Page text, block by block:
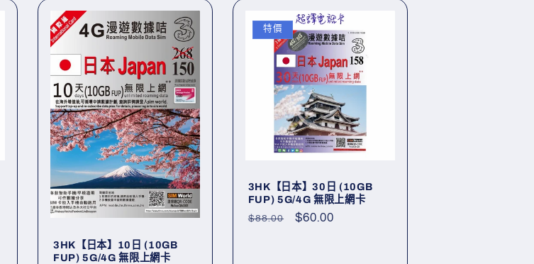
3HK【日本】10日 (10GB
FUP) 5G/4G 無限上網卡
特價
3HK【日本】30日 (10GB
FUP) 5G/4G 無限上網卡
定
$88.00
售
$60.00